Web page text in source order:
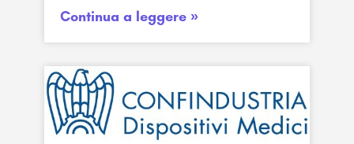
Continua a leggere »